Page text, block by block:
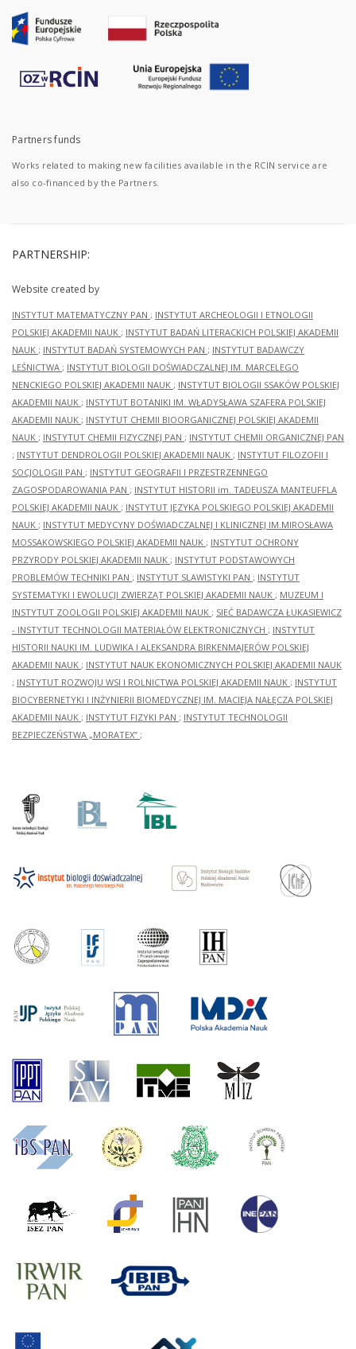
Partners funds
Works related to making new facilities available in the RCIN service are
also co-financed by the Partners.
PARTNERSHIP:
Website created by
INSTYTUT MATEMATYCZNY PAN ; INSTYTUT ARCHEOLOGII I ETNOLOGII
POLSKIEJ AKADEMII NAUK ; INSTYTUT BADAŃ LITERACKICH POLSKIEJ AKADEMII
NAUK ; INSTYTUT BADAŃ SYSTEMOWYCH PAN ; INSTYTUT BADAWCZY
LEŚNICTWA ; INSTYTUT BIOLOGII DOŚWIADCZALNEJ IM. MARCELEGO
NENCKIEGO POLSKIEJ AKADEMII NAUK ; INSTYTUT BIOLOGII SSAKÓW POLSKIEJ
AKADEMII NAUK ; INSTYTUT BOTANIKI IM. WŁADYSŁAWA SZAFERA POLSKIEJ
AKADEMII NAUK ; INSTYTUT CHEMII BIOORGANICZNEJ POLSKIEJ AKADEMII
NAUK ; INSTYTUT CHEMII FIZYCZNEJ PAN ; INSTYTUT CHEMII ORGANICZNEJ PAN
; INSTYTUT DENDROLOGII POLSKIEJ AKADEMII NAUK ; INSTYTUT FILOZOFII I
SOCJOLOGII PAN ; INSTYTUT GEOGRAFII I PRZESTRZENNEGO
ZAGOSPODAROWANIA PAN ; INSTYTUT HISTORII im. TADEUSZA MANTEUFFLA
POLSKIEJ AKADEMII NAUK ; INSTYTUT JĘZYKA POLSKIEGO POLSKIEJ AKADEMII
NAUK ; INSTYTUT MEDYCYNY DOŚWIADCZALNEJ I KLINICZNEJ IM.MIROSŁAWA
MOSSAKOWSKIEGO POLSKIEJ AKADEMII NAUK ; INSTYTUT OCHRONY
PRZYRODY POLSKIEJ AKADEMII NAUK ; INSTYTUT PODSTAWOWYCH
PROBLEMÓW TECHNIKI PAN ; INSTYTUT SLAWISTYKI PAN ; INSTYTUT
SYSTEMATYKI I EWOLUCJI ZWIERZĄT POLSKIEJ AKADEMII NAUK ; MUZEUM I
INSTYTUT ZOOLOGII POLSKIEJ AKADEMII NAUK ; SIEĆ BADAWCZA ŁUKASIEWICZ
- INSTYTUT TECHNOLOGII MATERIAŁÓW ELEKTRONICZNYCH ; INSTYTUT
HISTORII NAUKI IM. LUDWIKA I ALEKSANDRA BIRKENMAJERÓW POLSKIEJ
AKADEMII NAUK ; INSTYTUT NAUK EKONOMICZNYCH POLSKIEJ AKADEMII NAUK
; INSTYTUT ROZWOJU WSI I ROLNICTWA POLSKIEJ AKADEMII NAUK ; INSTYTUT
BIOCYBERNETYKI I INŻYNIERII BIOMEDYCZNEJ IM. MACIEJA NAŁĘCZA POLSKIEJ
AKADEMII NAUK ; INSTYTUT FIZYKI PAN ; INSTYTUT TECHNOLOGII
BEZPIECZEŃSTWA „MORATEX” ;